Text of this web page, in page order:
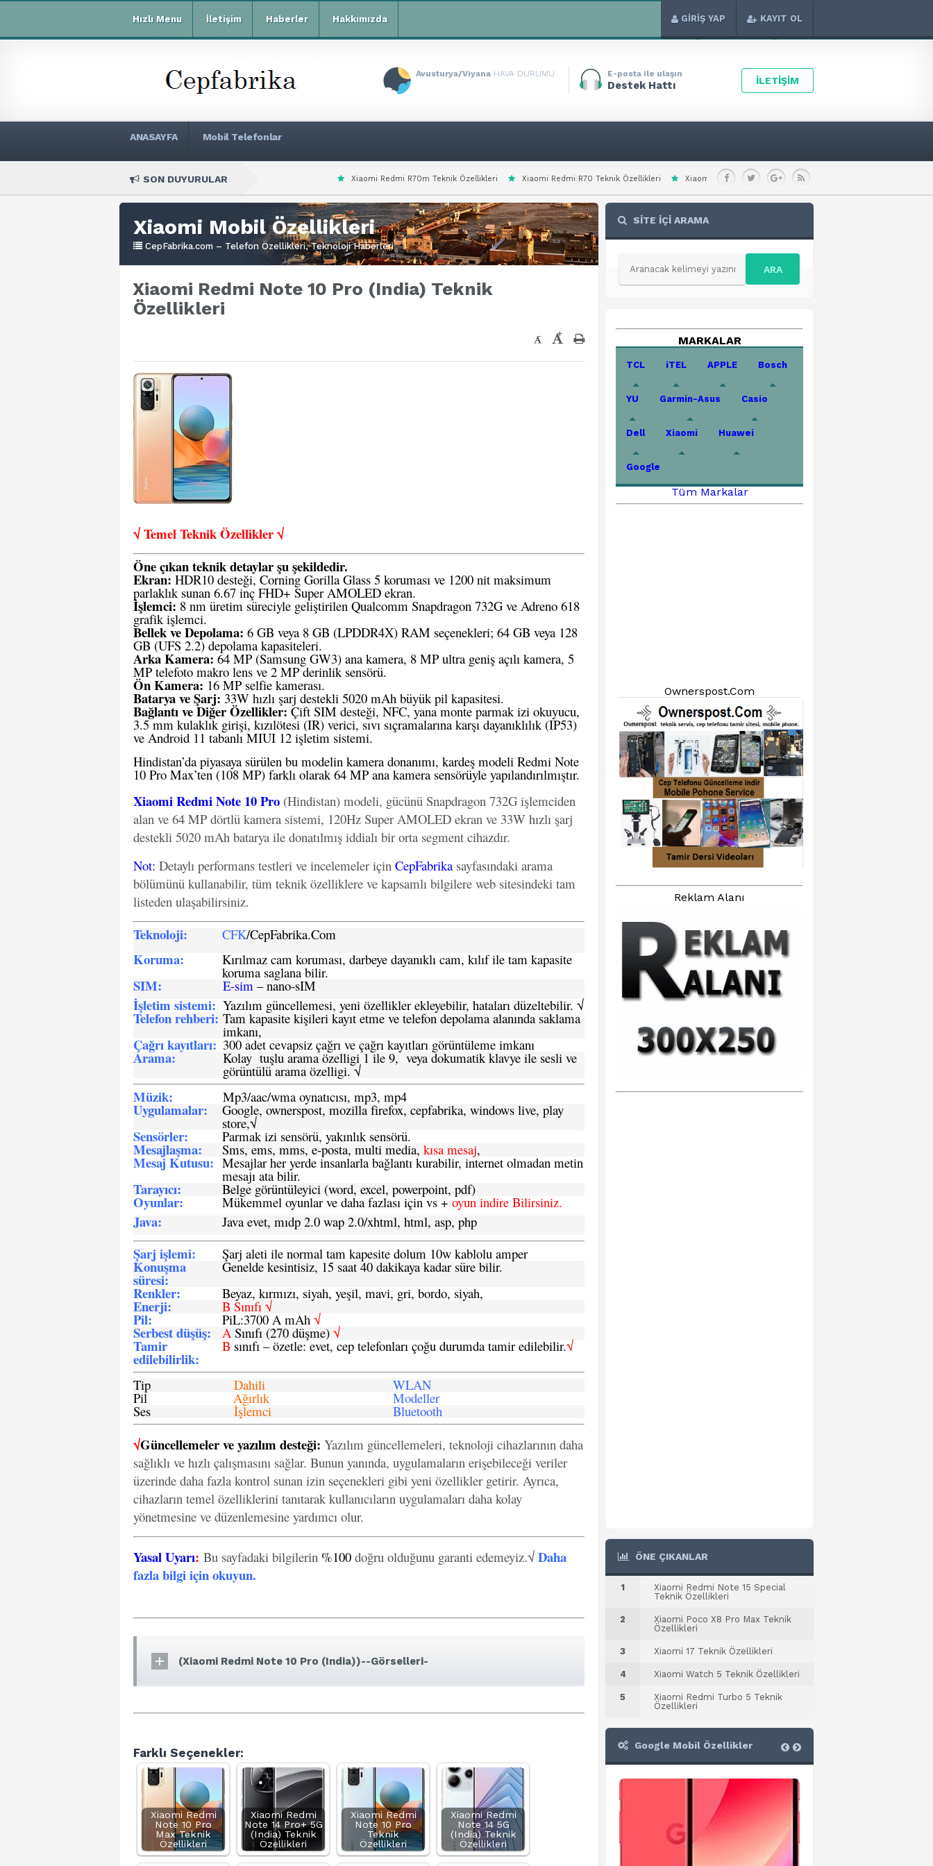
Hızlı Menu İletişim Haberler Hakkımızda GİRİŞ YAP KAYIT OL
Avusturya/Viyana HAVA DURUMU E-posta ile ulaşın
Destek Hattı İLETİŞİM
ANASAYFA Mobil Telefonlar
SON DUYURULAR Xiaomi Redmi R70m Teknik Özellikleri Xiaomi Redmi R70 Teknik Özellikleri Xiaomi Redmi Note 15 Special Teknik Özellikleri Xiaomi Redmi A7 Pro 4G
Xiaomi Mobil Özellikleri
CepFabrika.com – Telefon Özellikleri, Teknoloji Haberleri
Xiaomi Redmi Note 10 Pro (India) Teknik
Özellikleri
- +
√ Temel Teknik Özellikler √
Öne çıkan teknik detaylar şu şekildedir.
Ekran: HDR10 desteği, Corning Gorilla Glass 5 koruması ve 1200 nit maksimum
parlaklık sunan 6.67 inç FHD+ Super AMOLED ekran.
İşlemci: 8 nm üretim süreciyle geliştirilen Qualcomm Snapdragon 732G ve Adreno 618
grafik işlemci.
Bellek ve Depolama: 6 GB veya 8 GB (LPDDR4X) RAM seçenekleri; 64 GB veya 128
GB (UFS 2.2) depolama kapasiteleri.
Arka Kamera: 64 MP (Samsung GW3) ana kamera, 8 MP ultra geniş açılı kamera, 5
MP telefoto makro lens ve 2 MP derinlik sensörü.
Ön Kamera: 16 MP selfie kamerası.
Batarya ve Şarj: 33W hızlı şarj destekli 5020 mAh büyük pil kapasitesi.
Bağlantı ve Diğer Özellikler: Çift SIM desteği, NFC, yana monte parmak izi okuyucu,
3.5 mm kulaklık girişi, kızılötesi (IR) verici, sıvı sıçramalarına karşı dayanıklılık (IP53)
ve Android 11 tabanlı MIUI 12 işletim sistemi.
Hindistan’da piyasaya sürülen bu modelin kamera donanımı, kardeş modeli Redmi Note
10 Pro Max’ten (108 MP) farklı olarak 64 MP ana kamera sensörüyle yapılandırılmıştır.
Xiaomi Redmi Note 10 Pro (Hindistan) modeli, gücünü Snapdragon 732G işlemciden
alan ve 64 MP dörtlü kamera sistemi, 120Hz Super AMOLED ekran ve 33W hızlı şarj
destekli 5020 mAh batarya ile donatılmış iddialı bir orta segment cihazdır.
Not: Detaylı performans testleri ve incelemeler için CepFabrika sayfasındaki arama
bölümünü kullanabilir, tüm teknik özelliklere ve kapsamlı bilgilere web sitesindeki tam
listeden ulaşabilirsiniz.
Teknoloji: CFK/CepFabrika.Com
Koruma: Kırılmaz cam koruması, darbeye dayanıklı cam, kılıf ile tam kapasite
koruma saglana bilir.
SIM: E-sim – nano-sIM
İşletim sistemi: Yazılım güncellemesi, yeni özellikler ekleyebilir, hataları düzeltebilir. √
Telefon rehberi: Tam kapasite kişileri kayıt etme ve telefon depolama alanında saklama
imkanı,
Çağrı kayıtları: 300 adet cevapsiz çağrı ve çağrı kayıtları görüntüleme imkanı
Arama: Kolay tuşlu arama özelligi 1 ile 9, veya dokumatik klavye ile sesli ve
görüntülü arama özelligi. √
Müzik: Mp3/aac/wma oynatıcısı, mp3, mp4
Uygulamalar: Google, ownerspost, mozilla firefox, cepfabrika, windows live, play
store,√
Sensörler: Parmak izi sensörü, yakınlık sensörü.
Mesajlaşma: Sms, ems, mms, e-posta, multi media, kısa mesaj,
Mesaj Kutusu: Mesajlar her yerde insanlarla bağlantı kurabilir, internet olmadan metin
mesajı ata bilir.
Tarayıcı: Belge görüntüleyici (word, excel, powerpoint, pdf)
Oyunlar: Mükemmel oyunlar ve daha fazlası için vs +oyun indire Bilirsiniz.
Java: Java evet, mıdp 2.0 wap 2.0/xhtml, html, asp, php
Şarj işlemi: Şarj aleti ile normal tam kapesite dolum 10w kablolu amper
Konuşma
süresi:
Genelde kesintisiz, 15 saat 40 dakikaya kadar süre bilir.
Renkler: Beyaz, kırmızı, siyah, yeşil, mavi, gri, bordo, siyah,
Enerji: B Sınıfı √
Pil: PiL:3700 A mAh √
Serbest düşüş: ASınıfı (270 düşme) √
Tamir
edilebilirlik:
B sınıfı – özetle: evet, cep telefonları çoğu durumda tamir edilebilir.√
Tip Dahili WLAN
Pil Ağırlık Modeller
Ses İşlemci Bluetooth
√Güncellemeler ve yazılım desteği: Yazılım güncellemeleri, teknoloji cihazlarının daha
sağlıklı ve hızlı çalışmasını sağlar. Bunun yanında, uygulamaların erişebileceği veriler
üzerinde daha fazla kontrol sunan izin seçenekleri gibi yeni özellikler getirir. Ayrıca,
cihazların temel özelliklerini tanıtarak kullanıcıların uygulamaları daha kolay
yönetmesine ve düzenlemesine yardımcı olur.
Yasal Uyarı: Bu sayfadaki bilgilerin %100 doğru olduğunu garanti edemeyiz.√ Daha
fazla bilgi için okuyun.
(Xiaomi Redmi Note 10 Pro (India))--Görselleri-
Farklı Seçenekler:
Xiaomi Redmi
Note 10 Pro
Max Teknik
Özellikleri
Xiaomi Redmi
Note 14 Pro+ 5G
(India) Teknik
Özellikleri
Xiaomi Redmi
Note 10 Pro
Teknik
Özellikleri
Xiaomi Redmi
Note 14 5G
(India) Teknik
Özellikleri
SİTE İÇİ ARAMA
ARA
MARKALAR
TCL iTEL APPLE Bosch
YU Garmin-Asus Casio
Dell Xiaomi Huawei
Google
Tüm Markalar
Ownerspost.Com
Reklam Alanı
ÖNE ÇIKANLAR
1
Xiaomi Redmi Note 15 Special
Teknik Özellikleri
2
Xiaomi Poco X8 Pro Max Teknik
Özellikleri
3 Xiaomi 17 Teknik Özellikleri
4 Xiaomi Watch 5 Teknik Özellikleri
5
Xiaomi Redmi Turbo 5 Teknik
Özellikleri
Google Mobil Özellikler